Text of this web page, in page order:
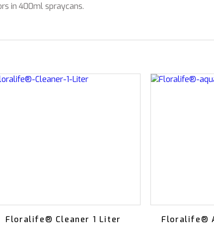
in 400ml spraycans.
Floralife® Cleaner 1 Liter
Floralife®